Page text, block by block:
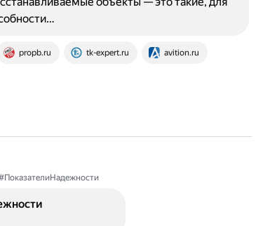
propb.ru tk-expert.ru avition.ru